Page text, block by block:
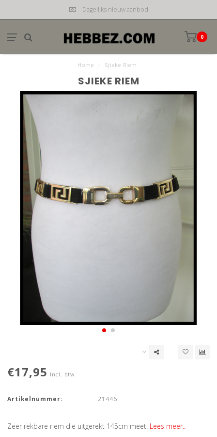
Dagelijks nieuw aanbod
0
Home Sjieke Riem
SJIEKE RIEM
€17,95 Incl. btw
Artikelnummer: 21446
Zeer rekbare riem die uitgerekt 145cm meet. Lees meer..